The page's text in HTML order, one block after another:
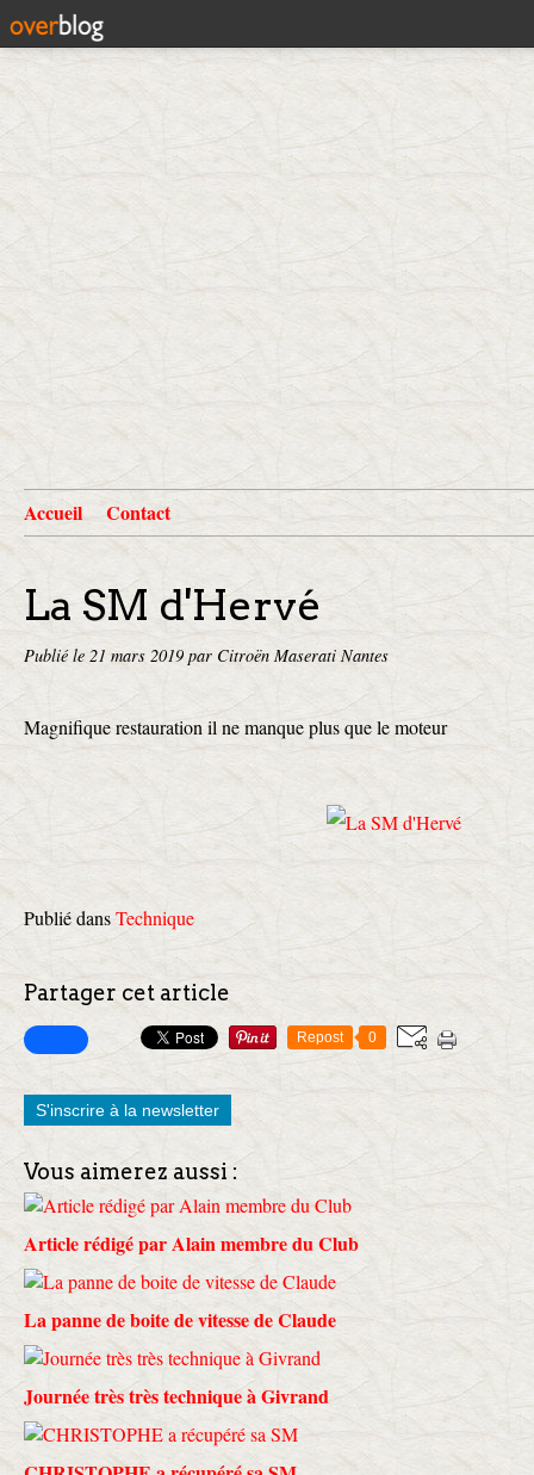
Accueil Contact
La SM d'Hervé
Publié le 21 mars 2019 par Citroën Maserati Nantes
Magnifique restauration il ne manque plus que le moteur
Publié dansTechnique
Partager cet article
Repost 0
S'inscrire à la newsletter
Vous aimerez aussi :
Article rédigé par Alain membre du Club
La panne de boite de vitesse de Claude
Journée très très technique à Givrand